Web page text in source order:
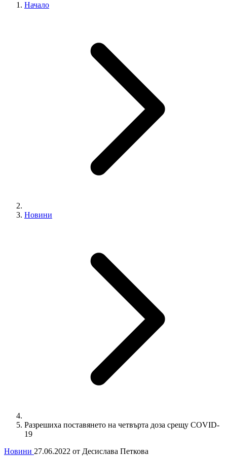
Начало
Новини
Разрешиха поставянето на четвърта доза срещу COVID-
19
Новини 27.06.2022 от Десислава Петкова